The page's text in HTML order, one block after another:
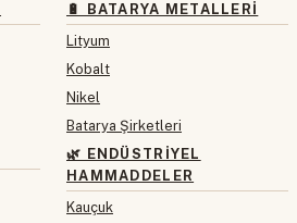
🔋 BATARYA METALLERI
Lityum
Kobalt
Nikel
Batarya Şirketleri
🌿 ENDÜSTRIYEL
HAMMADDELER
Kauçuk